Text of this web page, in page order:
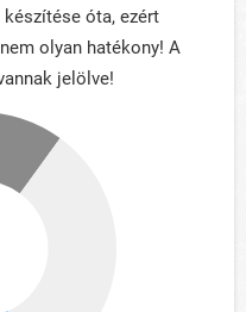
óta, ezért
olyan hatékony! A
jelölve!